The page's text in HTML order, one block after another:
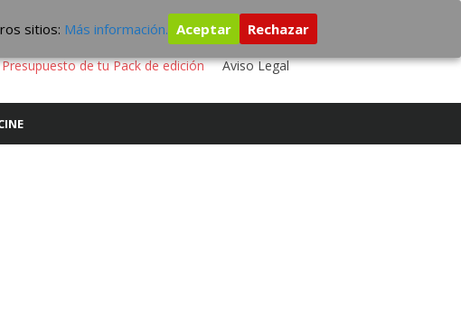
EDITA TU DISCO
ESTUDIO DE GRABACIÓN
de tu Pack de edición
Aviso Legal
sitios: Más información. Aceptar Rechazar